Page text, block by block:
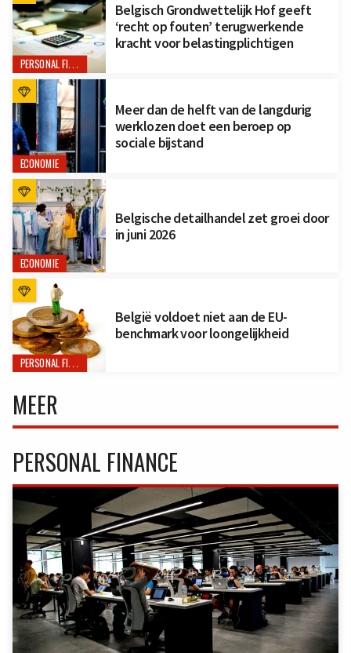
PERSONAL FINANCE
Belgisch Grondwettelijk Hof geeft
‘recht op fouten’ terugwerkende
kracht voor belastingplichtigen
ECONOMIE
Meer dan de helft van de langdurig
werklozen doet een beroep op
sociale bijstand
ECONOMIE
Belgische detailhandel zet groei door
in juni 2026
PERSONAL FINANCE
België voldoet niet aan de EU-
benchmark voor loongelijkheid
MEER
PERSONAL FINANCE